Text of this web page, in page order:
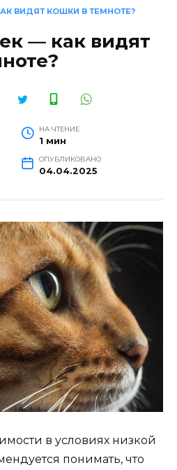
ВИДЯТ КОШКИ В ТЕМНОТЕ?
— как видят
НА ЧТЕНИЕ
1 мин
ОПУБЛИКОВАНО
04.04.2025
в условиях низкой
понимать, что